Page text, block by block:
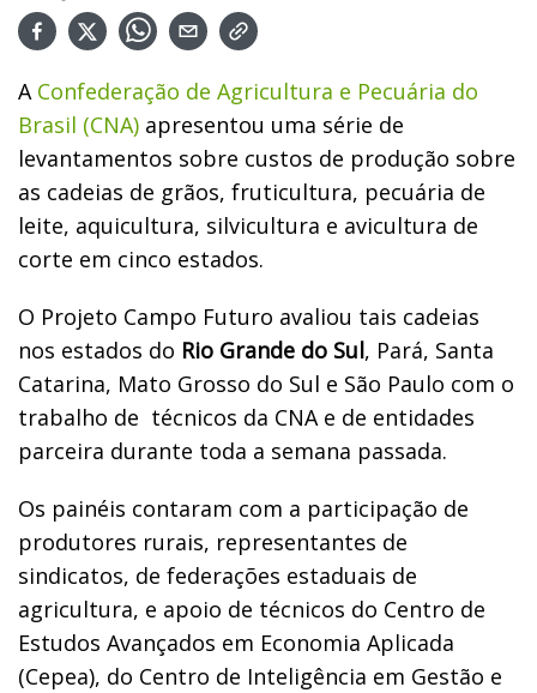
A Confederação de Agricultura e Pecuária do
Brasil (CNA) apresentou uma série de
levantamentos sobre custos de produção sobre
as cadeias de grãos, fruticultura, pecuária de
leite, aquicultura, silvicultura e avicultura de
corte em cinco estados.
O Projeto Campo Futuro avaliou tais cadeias
nos estados do Rio Grande do Sul, Pará, Santa
Catarina, Mato Grosso do Sul e São Paulo com o
trabalho de técnicos da CNA e de entidades
parceira durante toda a semana passada.
Os painéis contaram com a participação de
produtores rurais, representantes de
sindicatos, de federações estaduais de
agricultura, e apoio de técnicos do Centro de
Estudos Avançados em Economia Aplicada
(Cepea), do Centro de Inteligência em Gestão e